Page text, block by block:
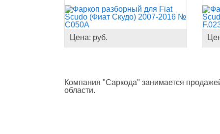
Цена: руб.
Компания "Саркода" занимается
области.